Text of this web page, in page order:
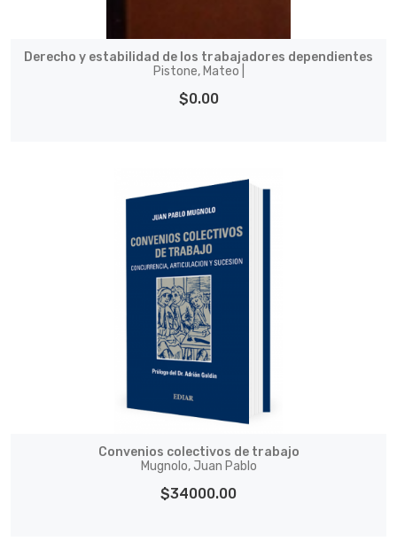
Derecho y estabilidad de los trabajadores dependientes
Pistone, Mateo |
$0.00
Convenios colectivos de trabajo
Mugnolo, Juan Pablo
$34000.00